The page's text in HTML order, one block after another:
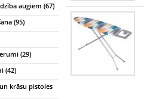
augiem (67)
(95)
(29)
(42)
krāsu pistoles